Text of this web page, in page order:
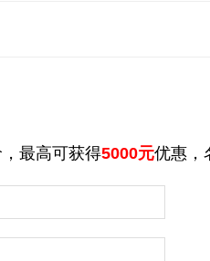
最高可获得5000元优惠，